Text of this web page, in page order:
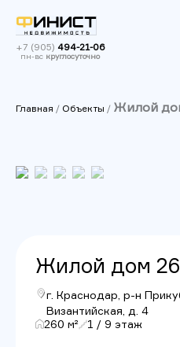
+7 (905) 494-21-06
пн-вс круглосуточно
Главная / Объекты / Жилой
Жилой дом
г. Краснодар, р-н
Византийская, д. 4
260 м²
1 / 9 этаж